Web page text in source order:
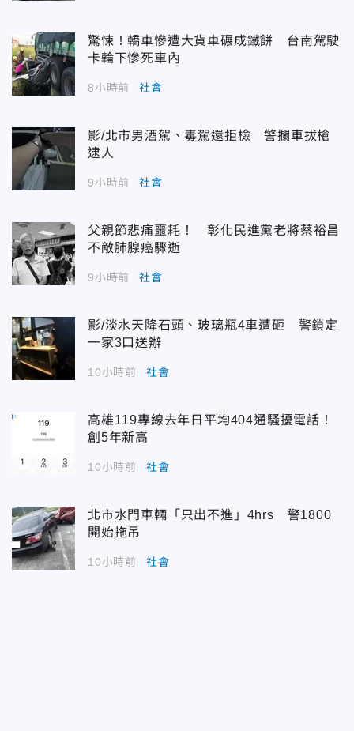
驚悚！轎車慘遭大貨車碾成鐵餅 台南駕駛
卡輪下慘死車內
8小時前 社會
影/北市男酒駕、毒駕還拒檢 警攔車拔槍
逮人
9小時前 社會
父親節悲痛噩耗！ 彰化民進黨老將蔡裕昌
不敵肺腺癌驟逝
9小時前 社會
影/淡水天降石頭、玻璃瓶4車遭砸 警鎖定
一家3口送辦
10小時前 社會
高雄119專線去年日平均404通騷擾電話！
創5年新高
10小時前 社會
北市水門車輛「只出不進」4hrs 警1800
開始拖吊
10小時前 社會